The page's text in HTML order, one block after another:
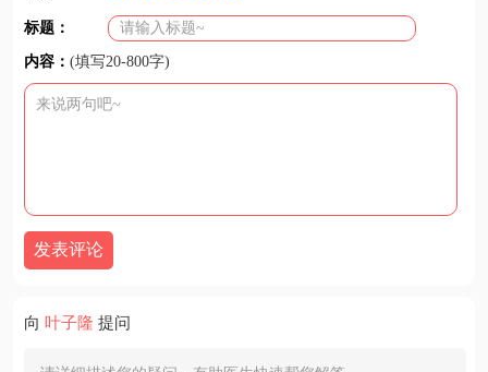
标题：
内容： (填写20-800字)
发表评论
向 叶子隆 提问